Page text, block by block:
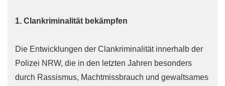
1. Clankriminalität bekämpfen
Die Entwicklungen der Clankriminalität innerhalb der
Polizei NRW, die in den letzten Jahren besonders
durch Rassismus, Machtmissbrauch und gewaltsames